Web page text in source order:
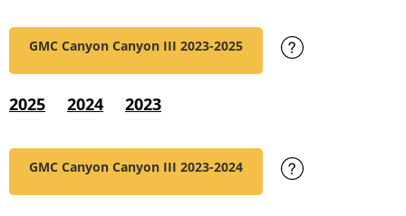
GMC Canyon Canyon III 2023-2025
2025 2024 2023
GMC Canyon Canyon III 2023-2024